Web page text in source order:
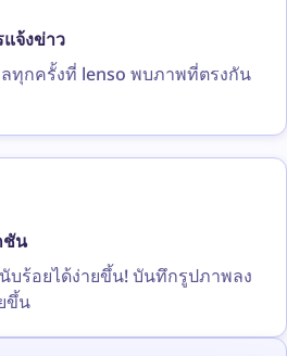
จ้งข่าว
ลทุกครั้งที่ lenso พบภาพที่ตรงกัน
ชัน
บร้อยได้ง่ายขึ้น! บันทึกรูปภาพลง
ขึ้น